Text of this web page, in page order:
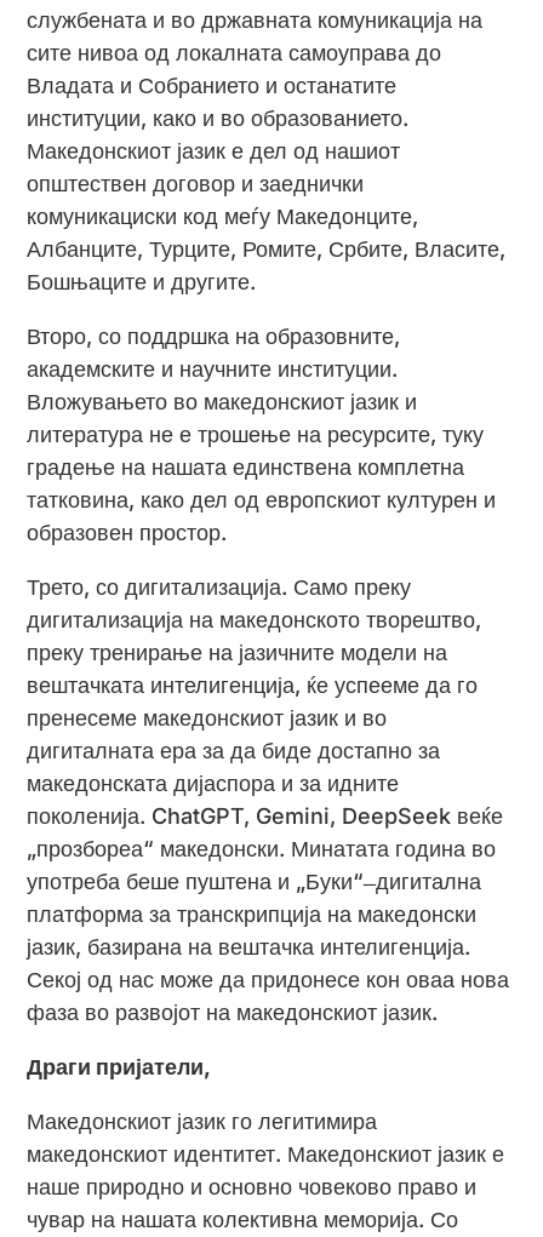
службената и во државната комуникација на
сите нивоа од локалната самоуправа до
Владата и Собранието и останатите
институции, како и во образованието.
Македонскиот јазик е дел од нашиот
општествен договор и заеднички
комуникациски код меѓу Македонците,
Албанците, Турците, Ромите, Србите, Власите,
Бошњаците и другите.
Второ, со поддршка на образовните,
академските и научните институции.
Вложувањето во македонскиот јазик и
литература не е трошење на ресурсите, туку
градење на нашата единствена комплетна
татковина, како дел од европскиот културен и
образовен простор.
Трето, со дигитализација. Само преку
дигитализација на македонското творештво,
преку тренирање на јазичните модели на
вештачката интелигенција, ќе успееме да го
пренесеме македонскиот јазик и во
дигиталната ера за да биде достапно за
македонската дијаспора и за идните
поколенија. ChatGPT, Gemini, DeepSeek веќе
„прозбореа“ македонски. Минатата година во
употреба беше пуштена и „Буки“ ̶ дигитална
платформа за транскрипција на македонски
јазик, базирана на вештачка интелигенција.
Секој од нас може да придонесе кон оваа нова
фаза во развојот на македонскиот јазик.
Драги пријатели,
Македонскиот јазик го легитимира
македонскиот идентитет. Македонскиот јазик е
наше природно и основно човеково право и
чувар на нашата колективна меморија. Со